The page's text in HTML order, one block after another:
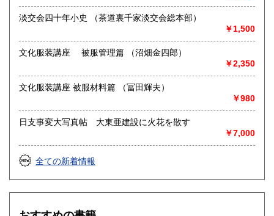
淡交会四十年小史 （茶道裏千家淡交会総本部）
￥1,500
文化服装講座 被服管理篇 （沼畑金四郎）
￥2,350
文化服装講座 被服材料篇 （冨田輝夫）
￥980
日支事変大写真帖 大東亜建設に火花を散す
￥7,000
全ての新着情報